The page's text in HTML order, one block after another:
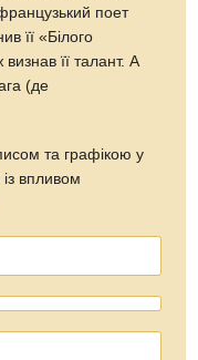
поет
її «Білого
її талант. А
(де
та графікою у
із впливом